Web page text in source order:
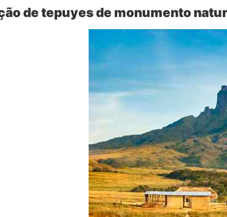
de tepuyes de monumento